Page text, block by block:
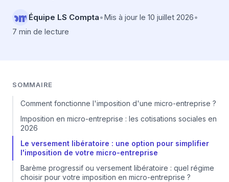
Équipe LS Compta•Mis à jour le 10 juillet 2026•
7 min de lecture
SOMMAIRE
Comment fonctionne l'imposition d'une micro-entreprise ?
Imposition en micro-entreprise : les cotisations sociales en
2026
Le versement libératoire : une option pour simplifier
l'imposition de votre micro-entreprise
Barème progressif ou versement libératoire : quel régime
choisir pour votre imposition en micro-entreprise ?